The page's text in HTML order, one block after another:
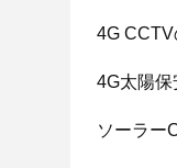
4G CCTV
4G太陽保
ソーラー